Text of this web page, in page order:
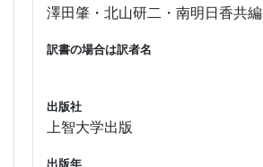
澤田肇・北山研二・南明日香共編
訳書の場合は訳者名
出版社
上智大学出版
出版年